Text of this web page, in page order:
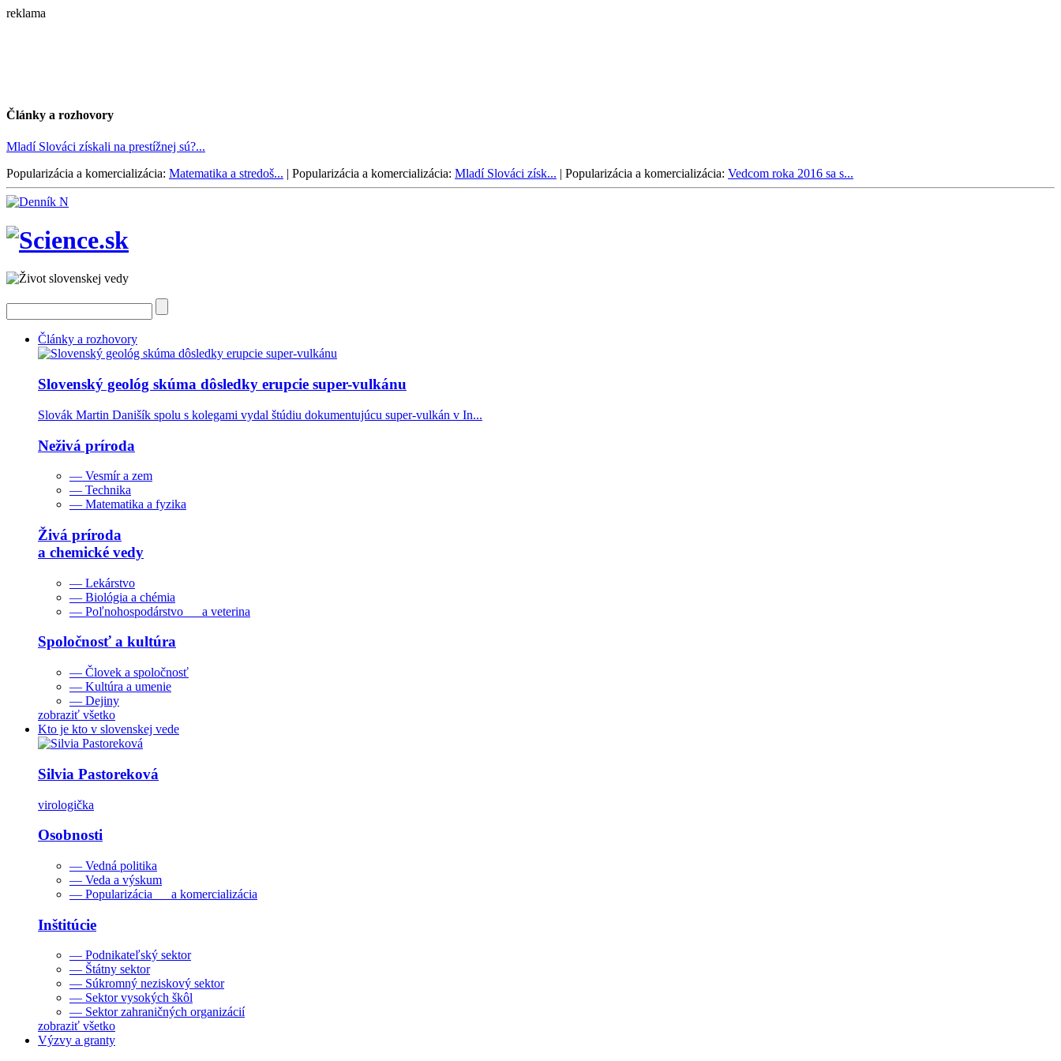
reklama
Články a rozhovory
Mladí Slováci získali na prestížnej sú?...
Popularizácia a komercializácia: Matematika a stredoš... | Popularizácia a komercializácia: Mladí Slováci získ... | Popularizácia a komercializácia: Vedcom roka 2016 sa s...
Články a rozhovory
Slovenský geológ skúma dôsledky erupcie super-vulkánu
Slovák Martin Danišík spolu s kolegami vydal štúdiu dokumentujúcu super-vulkán v In...
Neživá príroda
— Vesmír a zem
— Technika
— Matematika a fyzika
Živá príroda
a chemické vedy
— Lekárstvo
— Biológia a chémia
— Poľnohospodárstvo a veterina
Spoločnosť a kultúra
— Človek a spoločnosť
— Kultúra a umenie
— Dejiny
zobraziť všetko
Kto je kto v slovenskej vede
Silvia Pastoreková
virologička
Osobnosti
— Vedná politika
— Veda a výskum
— Popularizácia a komercializácia
Inštitúcie
— Podnikateľský sektor
— Štátny sektor
— Súkromný neziskový sektor
— Sektor vysokých škôl
— Sektor zahraničných organizácií
zobraziť všetko
Výzvy a granty